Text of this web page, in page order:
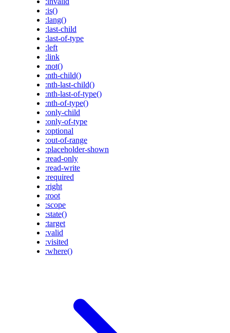
:is()
:lang()
:last-child
:last-of-type
:left
:link
:not()
:nth-child()
:nth-last-child()
:nth-last-of-type()
:nth-of-type()
:only-child
:only-of-type
:optional
:out-of-range
:placeholder-shown
:read-only
:read-write
:required
:right
:root
:scope
:state()
:target
:valid
:visited
:where()